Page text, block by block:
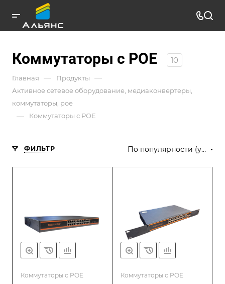
Коммутаторы с POE 10
Главная — Продукты —
Активное сетевое оборудование, медиаконвертеры,
коммутаторы, poe
— Коммутаторы с POE
ФИЛЬТР По популярности (убывание)
Коммутаторы с POE Коммутаторы с POE